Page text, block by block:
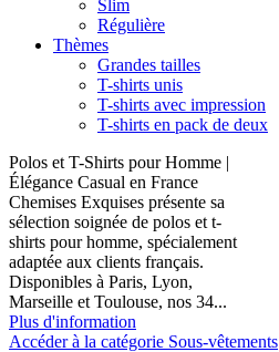
Slim
Régulière
Thèmes
Grandes tailles
T-shirts unis
T-shirts avec impression
T-shirts en pack de deux
Polos et T-Shirts pour Homme |
Élégance Casual en France
Chemises Exquises présente sa
sélection soignée de polos et t-
shirts pour homme, spécialement
adaptée aux clients français.
Disponibles à Paris, Lyon,
Marseille et Toulouse, nos 34...
Plus d'information
Accéder à la catégorie Sous-vêtements